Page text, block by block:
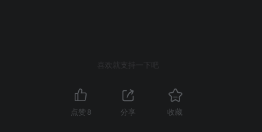
喜欢就支持一下吧
点赞 8 分享 收藏